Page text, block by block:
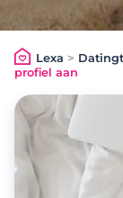
Lexa >
profiel aan